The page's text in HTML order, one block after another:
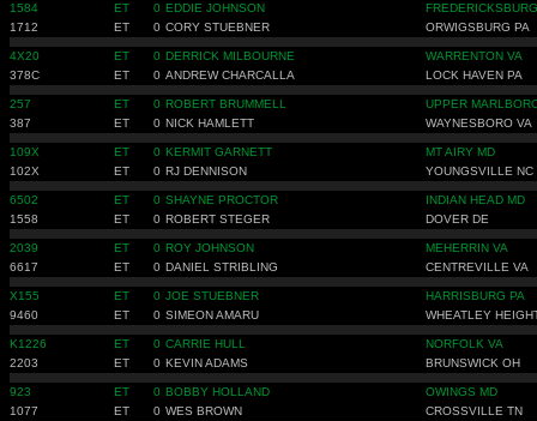
1584 ET 0 EDDIE JOHNSON
1712
ET 0 CORY STUEBNER ORWIGSBURG PA
4X20 ET 0 DERRICK MILBOURNE
WARRENTON VA
378C
ET 0 ANDREW CHARCALLA LOCK HAVEN PA
257 ET 0 ROBERT BRUMMELL
UPPER
387
ET 0 NICK HAMLETT WAYNESBORO VA
109X ET 0 KERMIT GARNETT
MT AIRY MD
102X
ET 0 RJ DENNISON YOUNGSVILLE NC
6502 ET 0 SHAYNE PROCTOR
INDIAN HEAD MD
1558
ET 0 ROBERT STEGER DOVER DE
2039 ET 0 ROY JOHNSON
MEHERRIN VA
6617
ET 0 DANIEL STRIBLING CENTREVILLE VA
X155 ET 0 JOE STUEBNER
HARRISBURG PA
9460
ET 0 SIMEON AMARU WHEATLEY
K1226 ET 0 CARRIE HULL
NORFOLK VA
2203
ET 0 KEVIN ADAMS BRUNSWICK OH
923 ET 0 BOBBY HOLLAND
OWINGS MD
1077
ET 0 WES BROWN CROSSVILLE TN